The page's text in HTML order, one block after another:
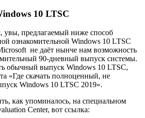
10 LTSC
увы, предлагаемый ниже способ
ознакомительной Windows 10 LTSC
не даёт нынче нам возможность
90-дневный выпуск системы.
обычный выпуск Windows 10 LTSC,
«Где скачать полноценный, не
Windows 10 LTSC 2019».
как упоминалось, на специальном
Center, вот ссылка: